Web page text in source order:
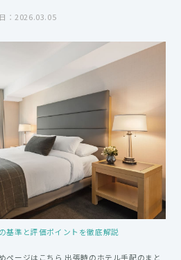
：2026.03.05
基準と評価ポイントを徹底解説
ページはこちら 出張時のホテル手配のまと